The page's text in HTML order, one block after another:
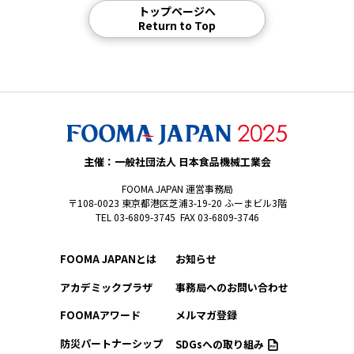
トップページへ
Return to Top
主催：一般社団法人 日本食品機械工業会
FOOMA JAPAN 運営事務局
〒108-0023 東京都港区芝浦3-19-20 ふーまビル3階
TEL 03-6809-3745 FAX 03-6809-3746
FOOMA JAPANとは
アカデミックプラザ
FOOMAアワード
防災パートナーシップ
お知らせ
事務局へのお問い合わせ
メルマガ登録
SDGsへの取り組み